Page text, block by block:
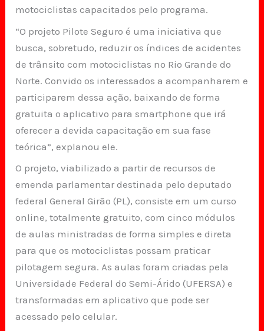
motociclistas capacitados pelo programa.
“O projeto Pilote Seguro é uma iniciativa que
busca, sobretudo, reduzir os índices de acidentes
de trânsito com motociclistas no Rio Grande do
Norte. Convido os interessados a acompanharem e
participarem dessa ação, baixando de forma
gratuita o aplicativo para smartphone que irá
oferecer a devida capacitação em sua fase
teórica”, explanou ele.
O projeto, viabilizado a partir de recursos de
emenda parlamentar destinada pelo deputado
federal General Girão (PL), consiste em um curso
online, totalmente gratuito, com cinco módulos
de aulas ministradas de forma simples e direta
para que os motociclistas possam praticar
pilotagem segura. As aulas foram criadas pela
Universidade Federal do Semi-Árido (UFERSA) e
transformadas em aplicativo que pode ser
acessado pelo celular.